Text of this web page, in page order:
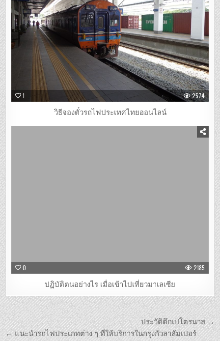
1 2574
วิธีจองตั๋วรถไฟประเทศไทยออนไลน์
0 2185
ปฏิบัติตนอย่างไร เมื่อเข้าไปเที่ยวมาเลเซีย
ประวัติตึกเปโตรนาส →
← แนะนำรถไฟประเภทต่าง ๆ ที่ให้บริการในกรุงกัวลาลัมเปอร์